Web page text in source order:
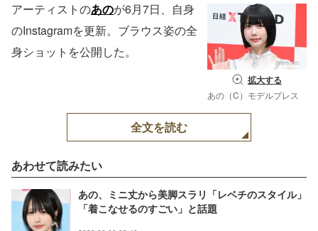
拡大する
あの（C）モデルプレス
アーティストのあのが6月7日、自身
のInstagramを更新。ブラウス姿の全
身ショットを公開した。
全文を読む
あわせて読みたい
あの、ミニ丈から美脚スラリ「レベチのスタイル」
「着こなせるのすごい」と話題